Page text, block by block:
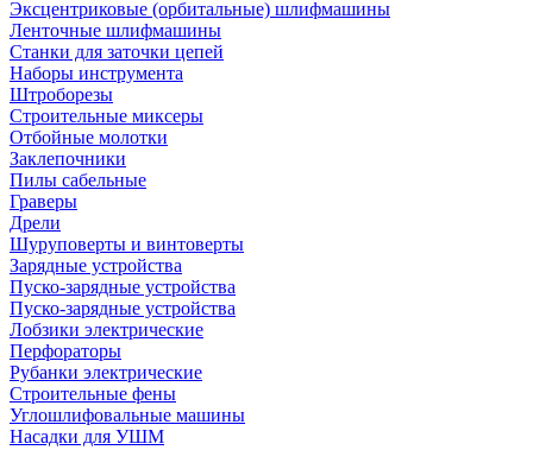
Эксцентриковые (орбитальные) шлифмашины
Ленточные шлифмашины
Станки для заточки цепей
Наборы инструмента
Штроборезы
Строительные миксеры
Отбойные молотки
Заклепочники
Пилы сабельные
Граверы
Дрели
Шуруповерты и винтоверты
Зарядные устройства
Пуско-зарядные устройства
Пуско-зарядные устройства
Лобзики электрические
Перфораторы
Рубанки электрические
Строительные фены
Углошлифовальные машины
Насадки для УШМ